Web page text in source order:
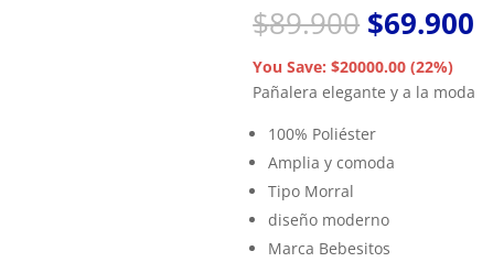
$89.900 El
precio
original
era:
$89.900.
$69.900
es:
You Save: $20000.00 (22%)
Pañalera elegante y a la moda
100% Poliéster
Amplia y comoda
Tipo Morral
diseño moderno
Marca Bebesitos